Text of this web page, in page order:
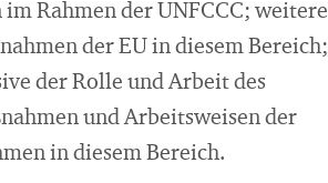
Rahmen der UNFCCC; weitere
der EU in diesem Bereich;
der Rolle und Arbeit des
und Arbeitsweisen der
in diesem Bereich.